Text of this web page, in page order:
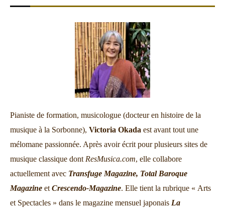
Pianiste de formation, musicologue (docteur en histoire de la
musique à la Sorbonne), Victoria Okada est avant tout une
mélomane passionnée. Après avoir écrit pour plusieurs sites de
musique classique dont ResMusica.com, elle collabore
actuellement avec Transfuge Magazine, Total Baroque
Magazine et Crescendo-Magazine. Elle tient la rubrique « Arts
et Spectacles » dans le magazine mensuel japonais La